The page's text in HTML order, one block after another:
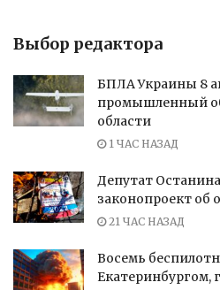
Выбор редактора
БПЛА Украины 8
промышленный
области
1 ЧАС НАЗАД
Депутат
законопроект об
21 ЧАС НАЗАД
Восемь
Екатеринбургом,